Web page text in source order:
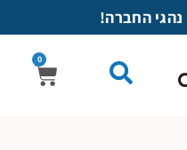
נהגי החברה!
0